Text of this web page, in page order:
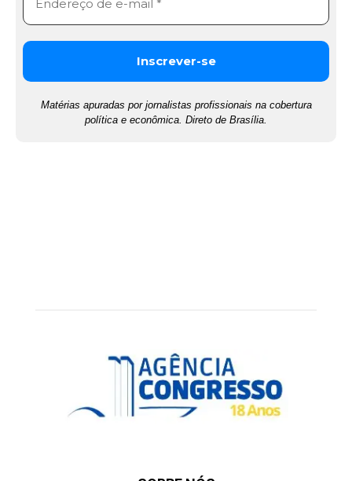
Matérias apuradas por jornalistas profissionais na cobertura
política e econômica. Direto de Brasília.